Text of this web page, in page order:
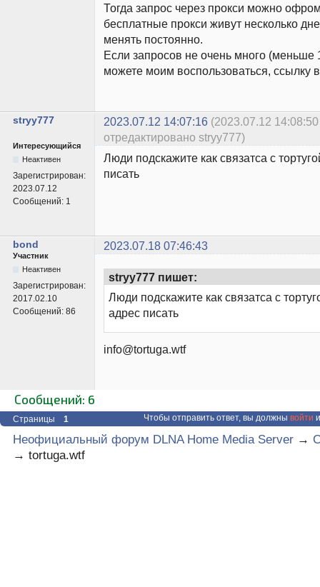
Тогда запрос через прокси можно
бесплатные прокси живут несколько
менять постоянно.
Если запросов не очень много (меньше
можете моим воспользоваться, ссылку
stryy777 2023.07.12 14:07:16 (2023.07.12 14:08:50
отредактировано stryy777)
Интересующийся
Неактивен
Зарегистрирован:
2023.07.12
Сообщений: 1
Люди подскажите как связатса с
писать
bond 2023.07.18 07:46:43
Участник
Неактивен
Зарегистрирован:
2017.02.10
Сообщений: 86
stryy777 пишет:
Люди подскажите как связатса с
адрес писать
info@tortuga.wtf
Сообщений: 6
Страницы 1 Чтобы отправить ответ, вы должны войти
Неофициальный форум DLNA Home Media Server →
→tortuga.wtf